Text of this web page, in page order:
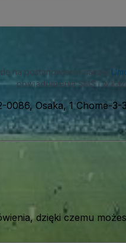
na postanowienia naszej
powiadomienia SMS i w
0086, Osaka, 1 Chome-
dzięki czemu